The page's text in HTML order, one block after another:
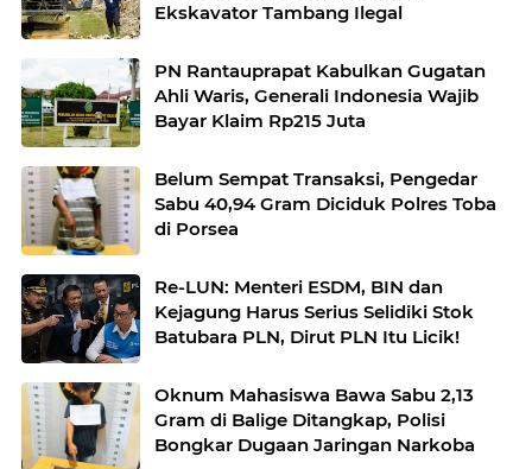
Ekskavator Tambang Ilegal
PN Rantauprapat Kabulkan Gugatan
Ahli Waris, Generali Indonesia Wajib
Bayar Klaim Rp215 Juta
Belum Sempat Transaksi, Pengedar
Sabu 40,94 Gram Diciduk Polres Toba
di Porsea
Re-LUN: Menteri ESDM, BIN dan
Kejagung Harus Serius Selidiki Stok
Batubara PLN, Dirut PLN Itu Licik!
Oknum Mahasiswa Bawa Sabu 2,13
Gram di Balige Ditangkap, Polisi
Bongkar Dugaan Jaringan Narkoba